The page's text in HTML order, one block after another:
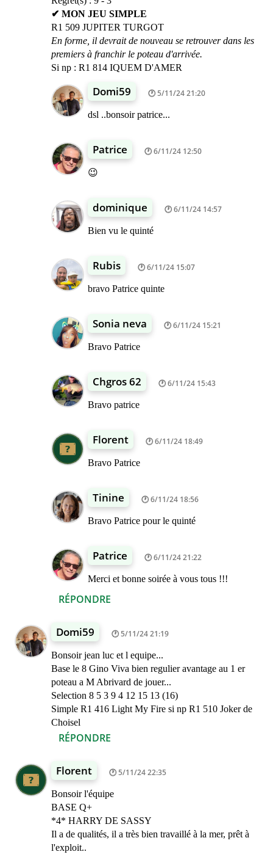
✔ MON JEU SIMPLE
R1 509 JUPITER TURGOT
En forme, il devrait de nouveau se retrouver dans les
premiers à franchir le poteau d'arrivée.
Si np : R1 814 IQUEM D'AMER
RÉPONDRE
Domi59 5/11/24 21:20
dsl ..bonsoir patrice...
Patrice 6/11/24 12:50
😉
dominique 6/11/24 14:57
Bien vu le quinté
Rubis 6/11/24 15:07
bravo Patrice quinte
Sonia neva 6/11/24 15:21
Bravo Patrice
Chgros 62 6/11/24 15:43
Bravo patrice
Florent 6/11/24 18:49
Bravo Patrice
Tinine 6/11/24 18:56
Bravo Patrice pour le quinté
Patrice 6/11/24 21:22
Merci et bonne soirée à vous tous !!!
Domi59 5/11/24 21:19
Bonsoir jean luc et l equipe...
Base le 8 Gino Viva bien regulier avantage au 1 er
poteau a M Abrivard de jouer...
Selection 8 5 3 9 4 12 15 13 (16)
Simple R1 416 Light My Fire si np R1 510 Joker de
Choisel
RÉPONDRE
Florent 5/11/24 22:35
Bonsoir l'équipe
BASE Q+
*4* HARRY DE SASSY
Il a de qualités, il a très bien travaillé à la mer, prêt à
l'exploit..